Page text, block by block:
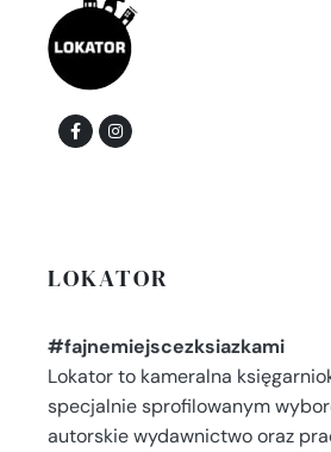
LOKATOR
#fajnemiejscezksiazkami
Lokator to kameralna
specjalnie sprofilowanym
autorskie wydawnictwo oraz